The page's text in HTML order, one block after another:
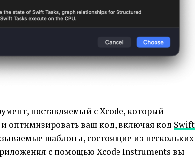
поставляемый с Xcode, который
оптимизировать ваш код, включая код Swift
шаблоны, состоящие из нескольких
с помощью Xcode Instruments вы